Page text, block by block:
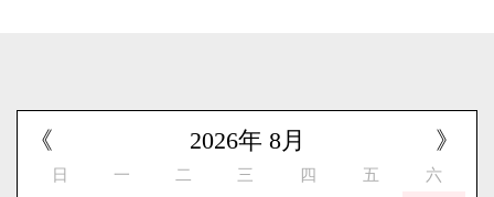
《 》
2026年 8月
日 一 二 三 四 五
六